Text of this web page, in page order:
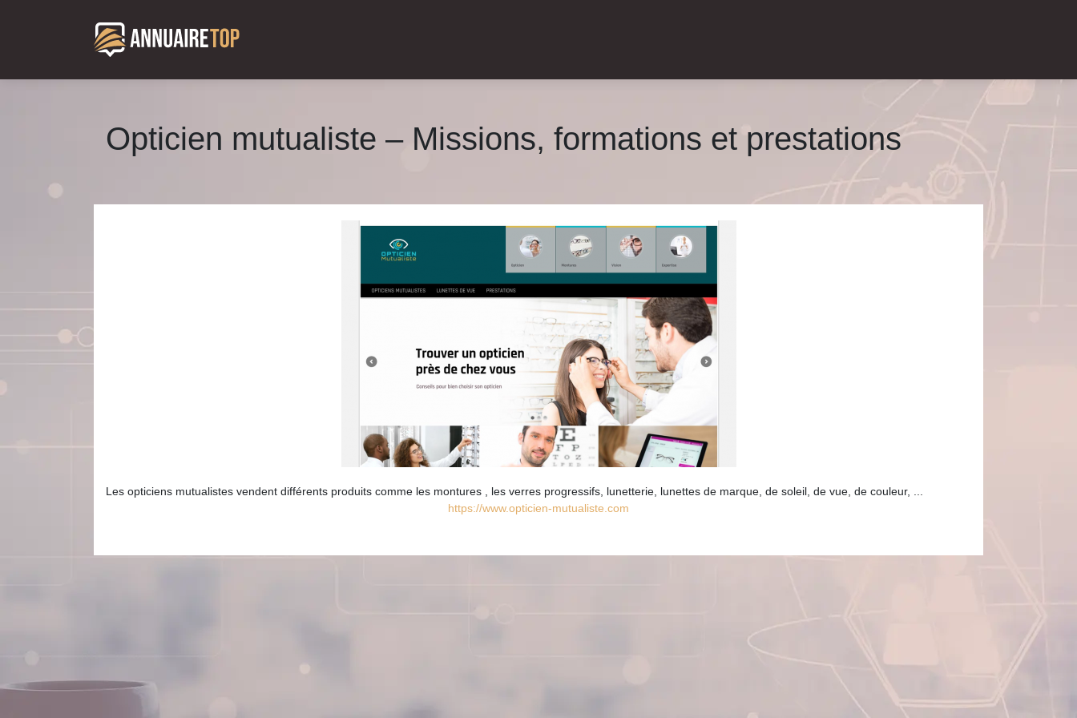
Opticien mutualiste – Missions, formations et prestations
Les opticiens mutualistes vendent différents produits comme les montures , les verres progressifs, lunetterie, lunettes de marque, de soleil, de vue, de couleur, ...
https://www.opticien-mutualiste.com